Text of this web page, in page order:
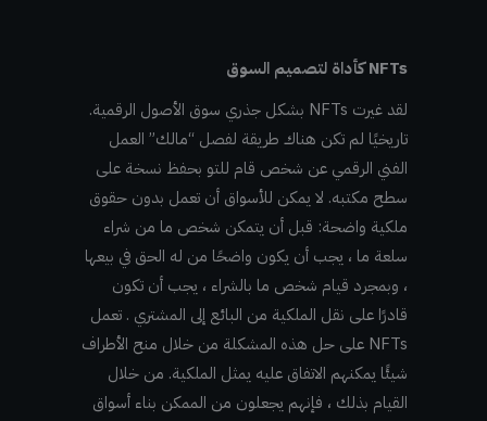
NFTs كأداة لتصميم السوق
لقد غيرت NFTs بشكل جذري سوق الأصول الرقمية.
تاريخيًا لم تكن هناك طريقة لفصل “مالك” العمل
الفني الرقمي عن شخص قام للتو بحفظ نسخة على
سطح مكتبه. لا يمكن للأسواق أن تعمل بدون حقوق
ملكية واضحة: قبل أن يتمكن شخص ما من شراء
سلعة ما ، يجب أن يكون واضحًا من له الحق في بيعها
، وبمجرد قيام شخص ما بالشراء ، يجب أن تكون
قادرًا على نقل الملكية من البائع إلى المشتري . تعمل
NFTs على حل هذه المشكلة من خلال منح الأطراف
شيئًا يمكنهم الاتفاق عليه يمثل الملكية. من خلال
القيام بذلك ، فإنهم يجعلون من الممكن بناء أسواق